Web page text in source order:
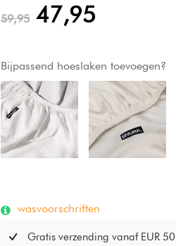
59,95 47,95
Bijpassend hoeslaken toevoegen?
wasvoorschriften
Gratis verzending vanaf EUR 50